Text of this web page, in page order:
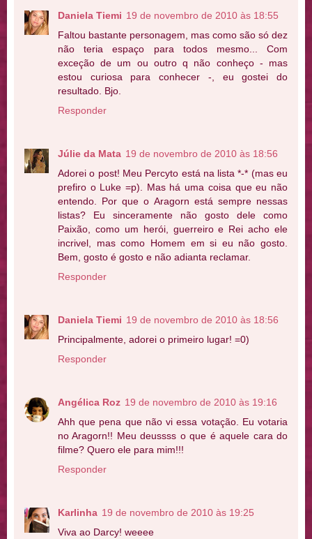
Daniela Tiemi 19 de novembro de 2010 às 18:55
Faltou bastante personagem, mas como são só dez
não teria espaço para todos mesmo... Com
exceção de um ou outro q não conheço - mas
estou curiosa para conhecer -, eu gostei do
resultado. Bjo.
Responder
Júlie da Mata 19 de novembro de 2010 às 18:56
Adorei o post! Meu Percyto está na lista *-* (mas eu
prefiro o Luke =p). Mas há uma coisa que eu não
entendo. Por que o Aragorn está sempre nessas
listas? Eu sinceramente não gosto dele como
Paixão, como um herói, guerreiro e Rei acho ele
incrivel, mas como Homem em si eu não gosto.
Bem, gosto é gosto e não adianta reclamar.
Responder
Daniela Tiemi 19 de novembro de 2010 às 18:56
Principalmente, adorei o primeiro lugar! =0)
Responder
Angélica Roz 19 de novembro de 2010 às 19:16
Ahh que pena que não vi essa votação. Eu votaria
no Aragorn!! Meu deussss o que é aquele cara do
filme? Quero ele para mim!!!
Responder
Karlinha 19 de novembro de 2010 às 19:25
Viva ao Darcy! weeee